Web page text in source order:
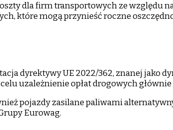
dla firm transportowych ze względu
które mogą przynieść roczne
dyrektywy UE 2022/362, znanej jako
uzależnienie opłat drogowych
pojazdy zasilane paliwami
Eurowag.